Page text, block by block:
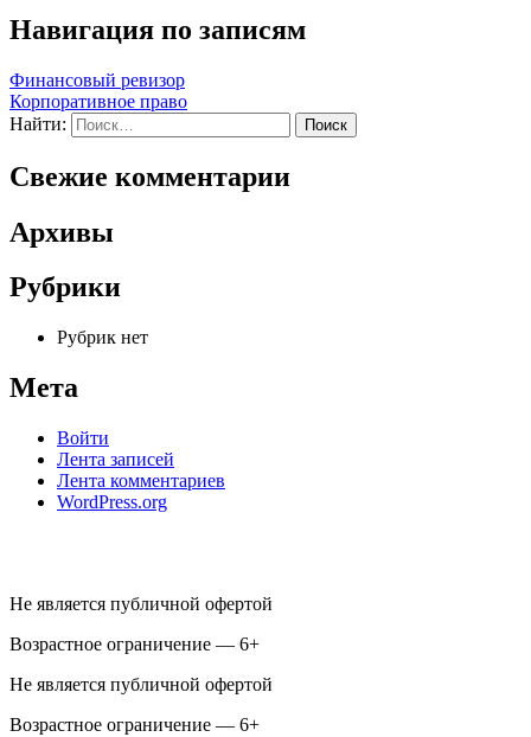
Навигация по записям
Финансовый ревизор
Корпоративное право
Найти:
Свежие комментарии
Архивы
Рубрики
Рубрик нет
Мета
Войти
Лента записей
Лента комментариев
WordPress.org
Не является публичной офертой
Возрастное ограничение — 6+
Не является публичной офертой
Возрастное ограничение — 6+